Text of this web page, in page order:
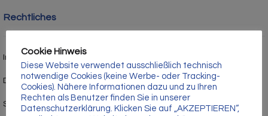
Rechtliches
Impressum
Datenschutz
Satzung
Cookie Hinweis
Diese Website verwendet ausschließlich technisch
notwendige Cookies (keine Werbe- oder Tracking-
Cookies). Nähere Informationen dazu und zu Ihren
Rechten als Benutzer finden Sie in unserer
Datenschutzerklärung. Klicken Sie auf „AKZEPTIEREN“,